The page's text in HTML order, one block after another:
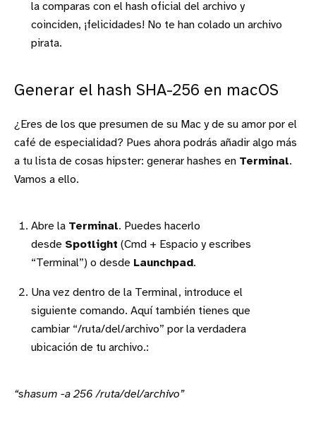
la comparas con el hash oficial del archivo y
coinciden, ¡felicidades! No te han colado un archivo
pirata.
Generar el hash SHA-256 en macOS
¿Eres de los que presumen de su Mac y de su amor por el
café de especialidad? Pues ahora podrás añadir algo más
a tu lista de cosas hipster: generar hashes en Terminal.
Vamos a ello.
Abre la Terminal. Puedes hacerlo
desde Spotlight (Cmd + Espacio y escribes
“Terminal”) o desde Launchpad.
Una vez dentro de la Terminal, introduce el
siguiente comando. Aquí también tienes que
cambiar “/ruta/del/archivo” por la verdadera
ubicación de tu archivo.:
“shasum -a 256 /ruta/del/archivo”